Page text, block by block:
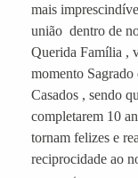
mais
união dentro de
Querida Família ,
momento
Casados , sendo
completarem 10
tornam felizes e
reciprocidade ao